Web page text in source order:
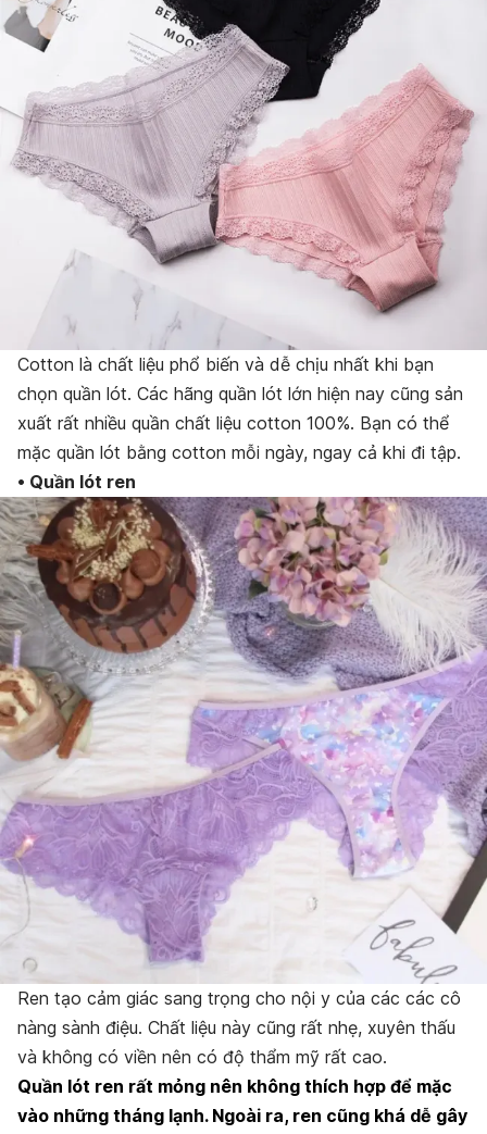
Cotton là chất liệu phổ biến và dễ chịu nhất khi bạn
chọn quần lót. Các hãng quần lót lớn hiện nay cũng sản
xuất rất nhiều quần chất liệu cotton 100%. Bạn có thể
mặc quần lót bằng cotton mỗi ngày, ngay cả khi đi tập.
• Quần lót ren
Ren tạo cảm giác sang trọng cho nội y của các các cô
nàng sành điệu. Chất liệu này cũng rất nhẹ, xuyên thấu
và không có viền nên có độ thẩm mỹ rất cao.
Quần lót ren rất mỏng nên không thích hợp để mặc
vào những tháng lạnh. Ngoài ra, ren cũng khá dễ gây